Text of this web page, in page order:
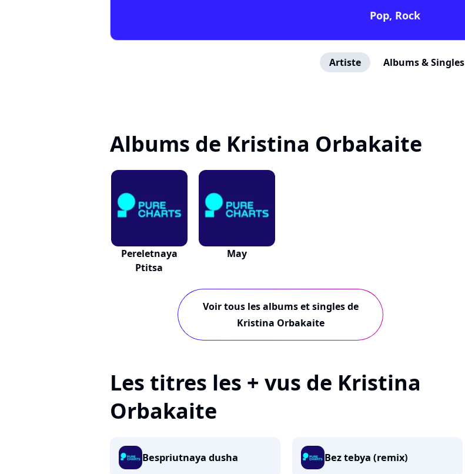
Pop, Rock
Artiste Albums & Singles
Albums de Kristina Orbakaite
Pereletnaya
Ptitsa
May
Voir tous les albums et singles de
Kristina Orbakaite
Les titres les + vus de Kristina
Orbakaite
Bespriutnaya dusha Bez tebya (remix)